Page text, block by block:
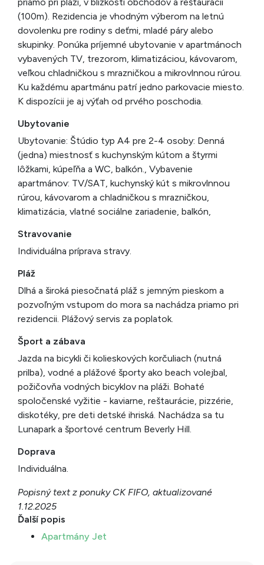
(100m). Rezidencia je vhodným výberom na letnú
dovolenku pre rodiny s deťmi, mladé páry alebo
skupinky. Ponúka príjemné ubytovanie v apartmánoch
vybavených TV, trezorom, klimatizáciou, kávovarom,
veľkou chladničkou s mrazničkou a mikrovlnnou rúrou.
Ku každému apartmánu patrí jedno parkovacie miesto.
K dispozícii je aj výťah od prvého poschodia.
Ubytovanie
Ubytovanie: Štúdio typ A4 pre 2-4 osoby: Denná
(jedna) miestnosť s kuchynským kútom a štyrmi
lôžkami, kúpeľňa a WC, balkón., Vybavenie
apartmánov: TV/SAT, kuchynský kút s mikrovlnnou
rúrou, kávovarom a chladničkou s mrazničkou,
klimatizácia, vlatné sociálne zariadenie, balkón,
Stravovanie
Individuálna príprava stravy.
Pláž
Dlhá a široká piesočnatá pláž s jemným pieskom a
pozvoľným vstupom do mora sa nachádza priamo pri
rezidencii. Plážový servis za poplatok.
Šport a zábava
Jazda na bicykli či kolieskových korčuliach (nutná
prilba), vodné a plážové športy ako beach volejbal,
požičovňa vodných bicyklov na pláži. Bohaté
spoločenské vyžitie - kaviarne, reštaurácie, pizzérie,
diskotéky, pre deti detské ihriská. Nachádza sa tu
Lunapark a športové centrum Beverly Hill.
Doprava
Individuálna.
Popisný text z ponuky CK FIFO, aktualizované
1.12.2025
Ďalší popis
Apartmány Jet